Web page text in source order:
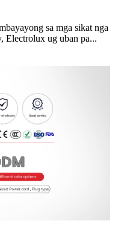
sa mga sikat nga
Electrolux ug uban pa...